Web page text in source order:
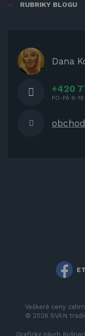
RUBRIKY BLOGU
OCHRANNÉ KRYTY
NÁBYTEK
Dana
+420
PO-PÁ 8-
Veškeré ceny
© 2026 SVAN
Grafický návrh